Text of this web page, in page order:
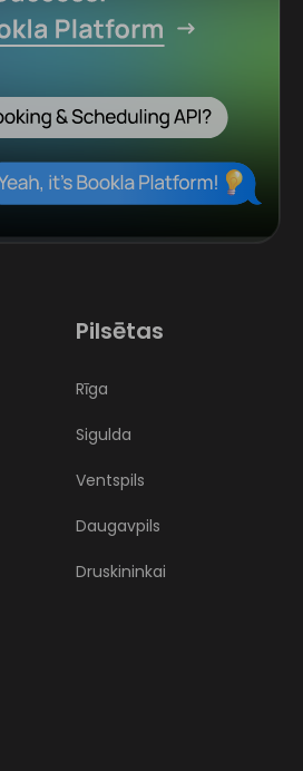
Pilsētas
Rīga
Sigulda
Ventspils
Daugavpils
Druskininkai